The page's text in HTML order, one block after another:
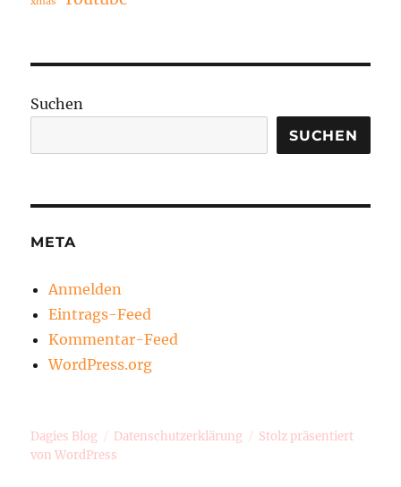
Suchen
SUCHEN
META
Anmelden
Eintrags-Feed
Kommentar-Feed
WordPress.org
Dagies Blog Datenschutzerklärung
Stolz präsentiert
von WordPress